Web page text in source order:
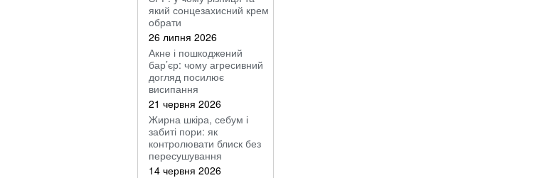
який сонцезахисний крем
обрати
26 липня 2026
Акне і пошкоджений
бар’єр: чому агресивний
догляд посилює
висипання
21 червня 2026
Жирна шкіра, себум і
забиті пори: як
контролювати блиск без
пересушування
14 червня 2026